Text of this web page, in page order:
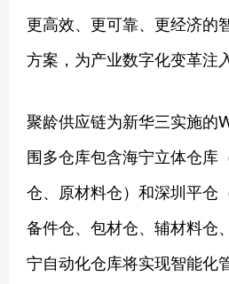
更高效、更可靠、更经济的
方案，为产业数字化变革注
聚龄供应链为新华三实施的
围多仓库包含海宁立体仓库
仓、原材料仓）和深圳平仓
备件仓、包材仓、辅材料仓
宁自动化仓库将实现智能化